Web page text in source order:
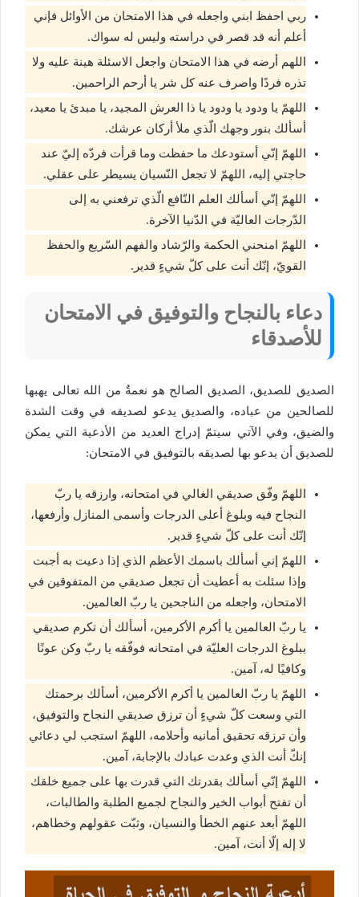
ربي احفظ ابني واجعله في هذا الامتحان من الأوائل فإني
أعلم أنه قد قصر في دراسته وليس له سواك.
اللهم أرضه في هذا الامتحان واجعل الاسئلة هينة عليه ولا
تذره فردًا واصرف عنه كل شر يا أرحم الراحمين.
اللهمّ يا ودود يا ودود يا ذا العرش المجيد، يا مبدئ يا معيد،
أسألك بنور وجهك الّذي ملأ أركان عرشك.
اللهمّ إنّي أستودعك ما حفظت وما قرأت فردّه إليّ عند
حاجتي إليه، اللهمّ لا تجعل النّسيان يسيطر على عقلي.
اللهمّ إنّي أسألك العلم النّافع الّذي ترفعني به إلى
الدّرجات العاليّة في الدّنيا الآخرة.
اللهمّ امنحني الحكمة والرّشاد والفهم السّريع والحفظ
القويّ، إنّك أنت على كلّ شيءٍ قدير.
دعاء بالنجاح والتوفيق في الامتحان
للأصدقاء
الصديق للصديق، الصديق الصالح هو نعمةٌ من الله تعالى يهبها
للصالحين من عباده، والصديق يدعو لصديقه في وقت الشدة
والضيق، وفي الآتي سيتمّ إدراج العديد من الأدعية التي يمكن
للصديق أن يدعو بها لصديقه بالتوفيق في الامتحان:
اللهمّ وفّق صديقي الغالي في امتحانه، وارزقه يا ربّ
النجاح فيه وبلوغ أعلى الدرجات وأسمى المنازل وأرفعها،
إنّك أنت على كلّ شيءٍ قدير.
اللهمّ إني أسألك باسمك الأعظم الذي إذا دعيت به أجبت
وإذا سئلت به أعطيت أن تجعل صديقي من المتفوقين في
الامتحان، واجعله من الناجحين يا ربّ العالمين.
يا ربّ العالمين يا أكرم الأكرمين، أسألك أن تكرم صديقي
ببلوغ الدرجات العليّة في امتحانه فوفّقه يا ربّ وكن عونًا
وكافيًا له، آمين.
اللهمّ يا ربّ العالمين يا أكرم الأكرمين، أسألك برحمتك
التي وسعت كلّ شيءٍ أن ترزق صديقي النجاح والتوفيق،
وأن ترزقه تحقيق أمانيه وأحلامه، اللهمّ استجب لي دعائي
إنكّ أنت الذي وعدت عبادك بالإجابة، آمين.
اللهمّ إنّي أسألك بقدرتك التي قدرت بها على جميع خلقك
أن تفتح أبواب الخير والنجاح لجميع الطلبة والطالبات،
اللهمّ أبعد عنهم الخطأ والنسيان، وثبّت عقولهم وخطاهم،
لا إله إلّا أنت، آمين.